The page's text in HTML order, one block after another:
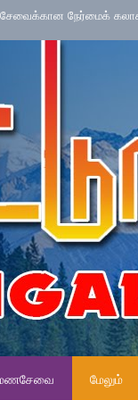
கலாசாரம் தேசிய
மேலும்